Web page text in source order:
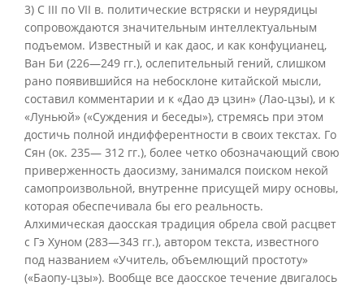
3) С III по VII в. политические встряски и неурядицы
сопровождаются значительным интеллектуальным
подъемом. Известный и как даос, и как конфуцианец,
Ван Би (226—249 гг.), ослепительный гений, слишком
рано появившийся на небосклоне китайской мысли,
составил комментарии и к «Дао дэ цзин» (Лао-цзы), и к
«Луньюй» («Суждения и беседы»), стремясь при этом
достичь полной индифферентности в своих текстах. Го
Сян (ок. 235— 312 гг.), более четко обозначающий свою
приверженность даосизму, занимался поиском некой
самопроизвольной, внутренне присущей миру основы,
которая обеспечивала бы его реальность.
Алхимическая даосская традиция обрела свой расцвет
с Гэ Хуном (283—343 гг.), автором текста, известного
под названием «Учитель, объемлющий простоту»
(«Баопу-цзы»). Вообще все даосское течение двигалось